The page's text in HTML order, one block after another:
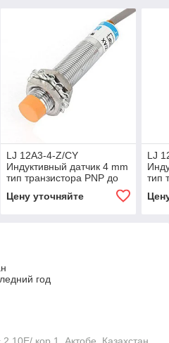
LJ 12A3-4-Z/CY
Индуктивный датчик 4 mm
тип транзистора PNP до
VDC
Цену уточняйте
LJ
тип
год